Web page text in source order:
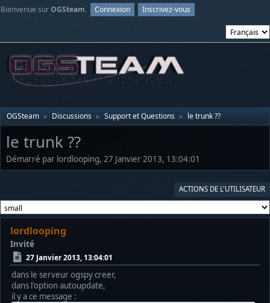
Bienvenue surOGSteam. Connexion Inscrivez-vous
OGSteam ► Discussions ► Support et Questions ► le trunk ??
le trunk ??
Démarré par lordlooping, 27 Janvier 2013, 13:04:01
ACTIONS DE L'UTILISATEUR
lordlooping
Invité
27 Janvier 2013, 13:04:01
dans le serveur ogspy creer,
dans l'option autoupdate,
il y a ce message :